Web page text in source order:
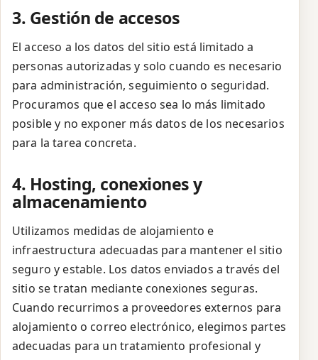
3. Gestión de accesos
El acceso a los datos del sitio está limitado a
personas autorizadas y solo cuando es necesario
para administración, seguimiento o seguridad.
Procuramos que el acceso sea lo más limitado
posible y no exponer más datos de los necesarios
para la tarea concreta.
4. Hosting, conexiones y
almacenamiento
Utilizamos medidas de alojamiento e
infraestructura adecuadas para mantener el sitio
seguro y estable. Los datos enviados a través del
sitio se tratan mediante conexiones seguras.
Cuando recurrimos a proveedores externos para
alojamiento o correo electrónico, elegimos partes
adecuadas para un tratamiento profesional y